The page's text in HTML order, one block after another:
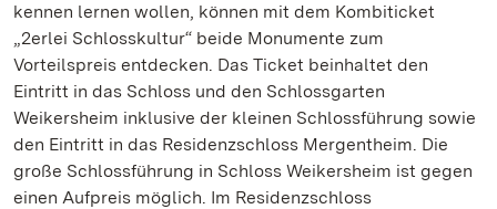
kennen lernen wollen, können mit dem Kombiticket
„2erlei Schlosskultur“ beide Monumente zum
Vorteilspreis entdecken. Das Ticket beinhaltet den
Eintritt in das Schloss und den Schlossgarten
Weikersheim inklusive der kleinen Schlossführung sowie
den Eintritt in das Residenzschloss Mergentheim. Die
große Schlossführung in Schloss Weikersheim ist gegen
einen Aufpreis möglich. Im Residenzschloss